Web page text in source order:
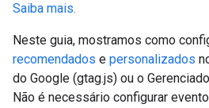
Saiba mais.
Neste guia, mostramos como
recomendados e personalizados
do Google (gtag.js) ou o
Não é necessário configurar